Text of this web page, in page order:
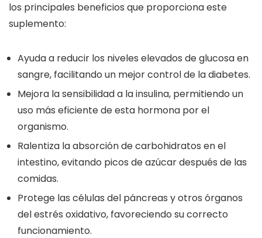
los principales beneficios que proporciona este
suplemento:
Ayuda a reducir los niveles elevados de glucosa en
sangre, facilitando un mejor control de la diabetes.
Mejora la sensibilidad a la insulina, permitiendo un
uso más eficiente de esta hormona por el
organismo.
Ralentiza la absorción de carbohidratos en el
intestino, evitando picos de azúcar después de las
comidas.
Protege las células del páncreas y otros órganos
del estrés oxidativo, favoreciendo su correcto
funcionamiento.